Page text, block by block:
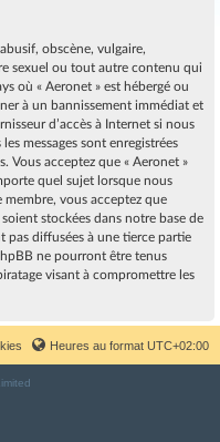
obscène, vulgaire,
sexuel ou tout autre contenu qui
où « Aeronet » est hébergé ou
à un bannissement immédiat et
d’accès à Internet si nous
messages sont enregistrées
Vous acceptez que « Aeronet »
quel sujet lorsque nous
membre, vous acceptez que
stockées dans notre base de
pas diffusées à une tierce partie
ne pourront être tenus
visant à compromettre les
Heures au format UTC+02:00